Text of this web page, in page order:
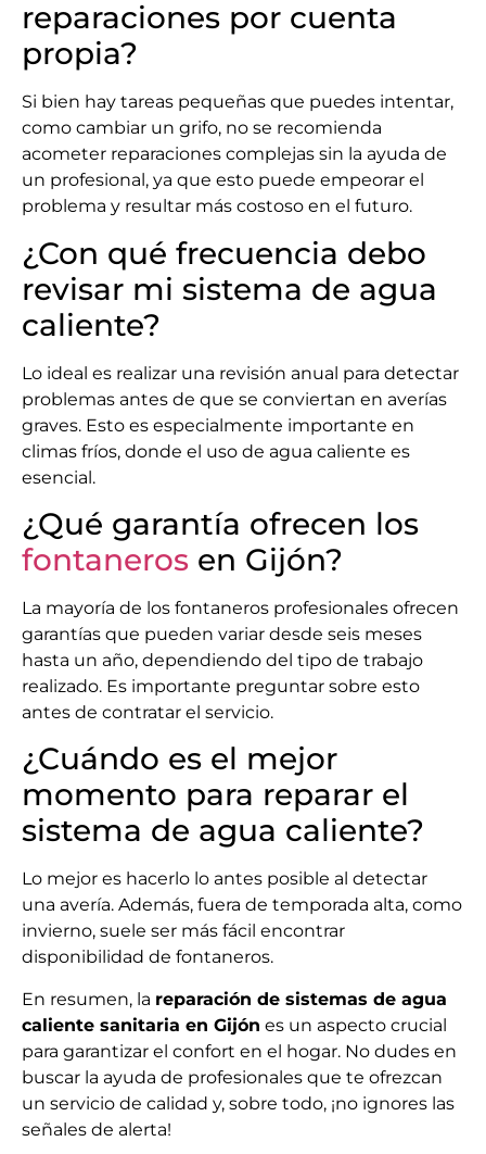
reparaciones por cuenta
propia?
Si bien hay tareas pequeñas que puedes intentar,
como cambiar un grifo, no se recomienda
acometer reparaciones complejas sin la ayuda de
un profesional, ya que esto puede empeorar el
problema y resultar más costoso en el futuro.
¿Con qué frecuencia debo
revisar mi sistema de agua
caliente?
Lo ideal es realizar una revisión anual para detectar
problemas antes de que se conviertan en averías
graves. Esto es especialmente importante en
climas fríos, donde el uso de agua caliente es
esencial.
¿Qué garantía ofrecen los
fontaneros en Gijón?
La mayoría de los fontaneros profesionales ofrecen
garantías que pueden variar desde seis meses
hasta un año, dependiendo del tipo de trabajo
realizado. Es importante preguntar sobre esto
antes de contratar el servicio.
¿Cuándo es el mejor
momento para reparar el
sistema de agua caliente?
Lo mejor es hacerlo lo antes posible al detectar
una avería. Además, fuera de temporada alta, como
invierno, suele ser más fácil encontrar
disponibilidad de fontaneros.
En resumen, la reparación de sistemas de agua
caliente sanitaria en Gijón es un aspecto crucial
para garantizar el confort en el hogar. No dudes en
buscar la ayuda de profesionales que te ofrezcan
un servicio de calidad y, sobre todo, ¡no ignores las
señales de alerta!